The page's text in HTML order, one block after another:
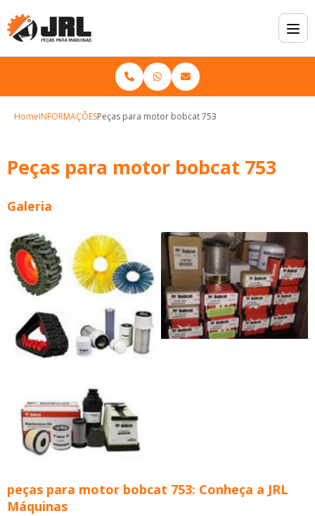
HomeINFORMAÇÕESPeças para motor bobcat 753
Peças para motor bobcat 753
Galeria
peças para motor bobcat 753: Conheça a JRL
Máquinas